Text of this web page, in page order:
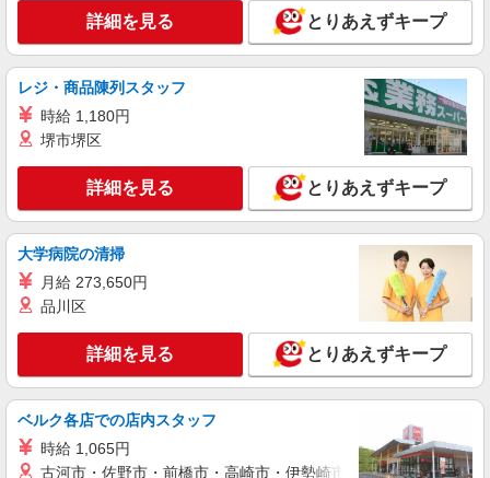
詳細を見る とりあえずキープ
レジ・商品陳列スタッフ
時給 1,180円
堺市堺区
詳細を見る とりあえずキープ
大学病院の清掃
月給 273,650円
品川区
詳細を見る とりあえずキープ
ベルク各店での店内スタッフ
時給 1,065円
古河市・佐野市・前橋市・高崎市・伊勢崎市・太田市・館林市